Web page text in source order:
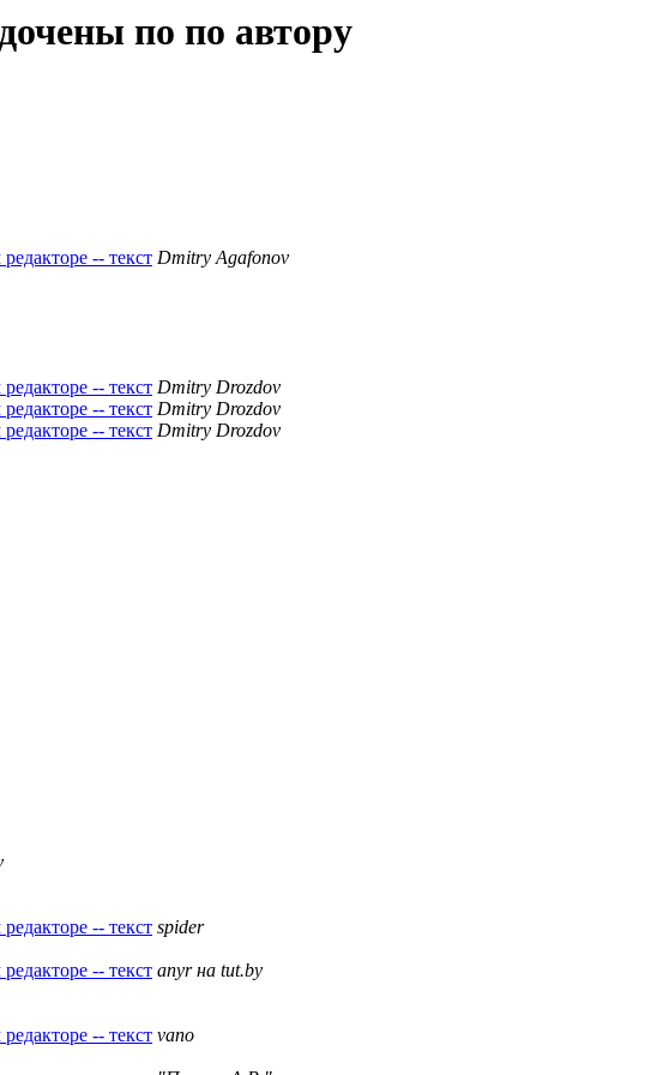
по по автору
-- текст Dmitry Agafonov
-- текст Dmitry Drozdov
-- текст Dmitry Drozdov
-- текст Dmitry Drozdov
-- текст spider
-- текст anyr на tut.by
-- текст vano